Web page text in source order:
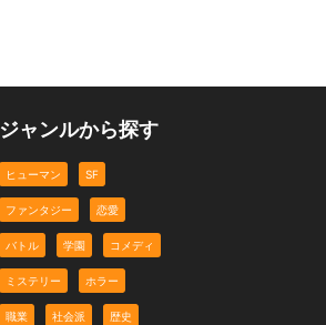
ジャンルから探す
ヒューマン SF
ファンタジー 恋愛
バトル 学園 コメディ
ミステリー ホラー
職業 社会派 歴史